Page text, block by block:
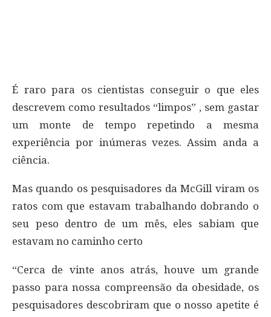
É raro para os cientistas conseguir o que eles
descrevem como resultados “limpos” , sem gastar
um monte de tempo repetindo a mesma
experiência por inúmeras vezes. Assim anda a
ciência.
Mas quando os pesquisadores da McGill viram os
ratos com que estavam trabalhando dobrando o
seu peso dentro de um mês, eles sabiam que
estavam no caminho certo
“Cerca de vinte anos atrás, houve um grande
passo para nossa compreensão da obesidade, os
pesquisadores descobriram que o nosso apetite é